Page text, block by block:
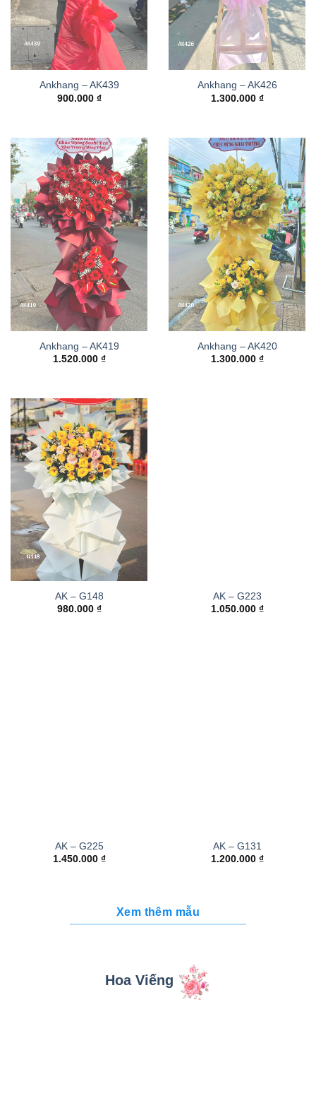
Ankhang – AK439
900.000 ₫
Ankhang – AK426
1.300.000 ₫
Ankhang – AK419
1.520.000 ₫
Ankhang – AK420
1.300.000 ₫
AK – G148
980.000 ₫
AK – G223
1.050.000 ₫
AK – G225
1.450.000 ₫
AK – G131
1.200.000 ₫
Xem thêm mẫu
Hoa Viếng